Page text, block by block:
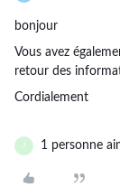
bonjour
Vous avez
retour des
Cordialement
J 1 personne